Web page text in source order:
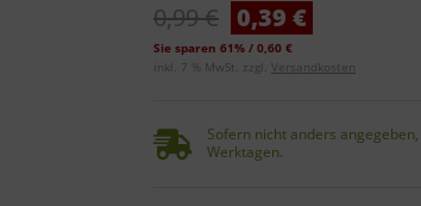
0,99 € 0,39 €
Sie sparen 61% / 0,60 €
inkl. 7 % MwSt. zzgl. Versandkosten
Sofern nicht anders
Werktagen.